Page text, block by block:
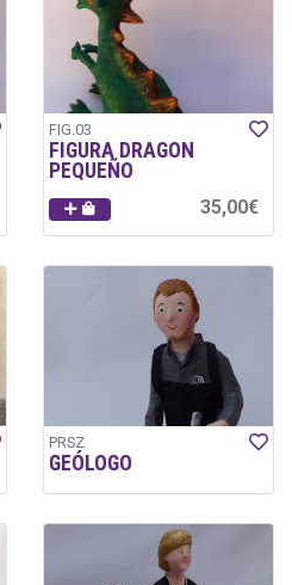
FIG.03
FIGURA DRAGON
PEQUEÑO
35,00€
PRSZ
GEÓLOGO